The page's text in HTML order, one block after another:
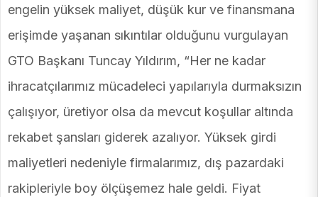
engelin yüksek maliyet, düşük kur ve finansmana
erişimde yaşanan sıkıntılar olduğunu vurgulayan
GTO Başkanı Tuncay Yıldırım, “Her ne kadar
ihracatçılarımız mücadeleci yapılarıyla durmaksızın
çalışıyor, üretiyor olsa da mevcut koşullar altında
rekabet şansları giderek azalıyor. Yüksek girdi
maliyetleri nedeniyle firmalarımız, dış pazardaki
rakipleriyle boy ölçüşemez hale geldi. Fiyat